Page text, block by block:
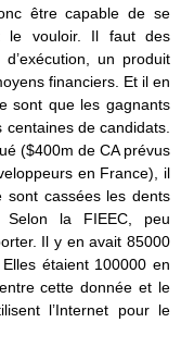
être capable de se
le vouloir. Il faut des
un produit
financiers. Et il en
sont que les gagnants
de candidats.
($400m de CA prévus
en France), il
cassées les dents
Selon la FIEEC, peu
Il y en avait 85000
étaient 100000 en
cette donnée et le
l’Internet pour le